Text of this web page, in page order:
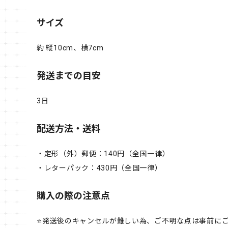
サイズ
約 縦10cm、横7cm
発送までの目安
3日
配送方法・送料
・定形（外）郵便：140円（全国一律）
・レターパック：430円（全国一律）
購入の際の注意点
⭐️発送後のキャンセルが難しい為、ご不明な点は事前に